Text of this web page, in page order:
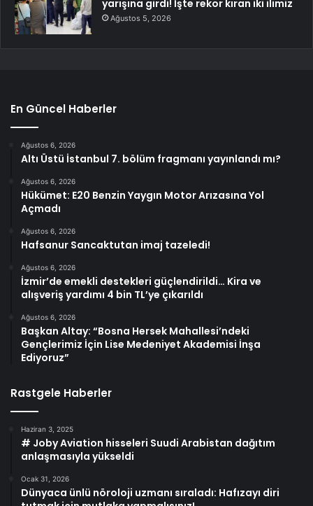
yarışına girdi! İşte rekor kıran iki ilimiz
Ağustos 5, 2026
En Güncel Haberler
Ağustos 6, 2026
Altı Üstü İstanbul 7. bölüm fragmanı yayınlandı mı?
Ağustos 6, 2026
Hükümet: E20 Benzin Yaygın Motor Arızasına Yol
Açmadı
Ağustos 6, 2026
Hafsanur Sancaktutan imaj tazeledi!
Ağustos 6, 2026
İzmir’de emekli destekleri güçlendirildi… Kira ve
alışveriş yardımı 4 bin TL’ye çıkarıldı
Ağustos 6, 2026
Başkan Altay: “Bosna Hersek Mahallesi’ndeki
Gençlerimiz İçin Lise Medeniyet Akademisi İnşa
Ediyoruz”
Rastgele Haberler
Haziran 3, 2025
# Joby Aviation hisseleri Suudi Arabistan dağıtım
anlaşmasıyla yükseldi
Ocak 31, 2026
Dünyaca ünlü nöroloji uzmanı sıraladı: Hafızayı diri